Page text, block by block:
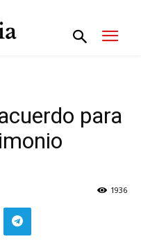
para
1936